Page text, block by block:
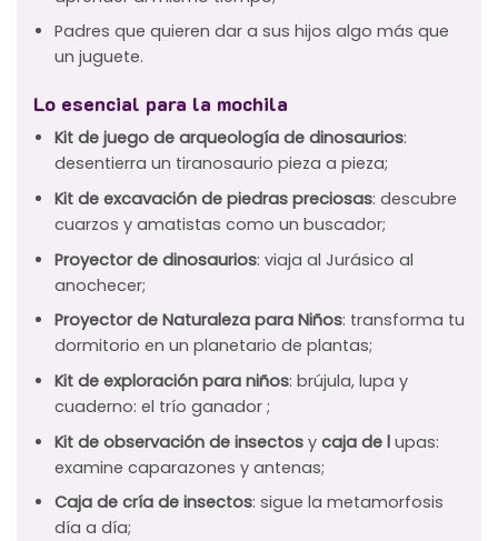
Padres que quieren dar a sus hijos algo más que
un juguete.
Lo esencial para la mochila
Kit de juego de arqueología de dinosaurios:
desentierra un tiranosaurio pieza a pieza;
Kit de excavación de piedras preciosas: descubre
cuarzos y amatistas como un buscador;
Proyector de dinosaurios: viaja al Jurásico al
anochecer;
Proyector de Naturaleza para Niños: transforma tu
dormitorio en un planetario de plantas;
Kit de exploración para niños: brújula, lupa y
cuaderno: el trío ganador ;
Kit de observación de insectosy caja de lupas:
examine caparazones y antenas;
Caja de cría de insectos: sigue la metamorfosis
día a día;